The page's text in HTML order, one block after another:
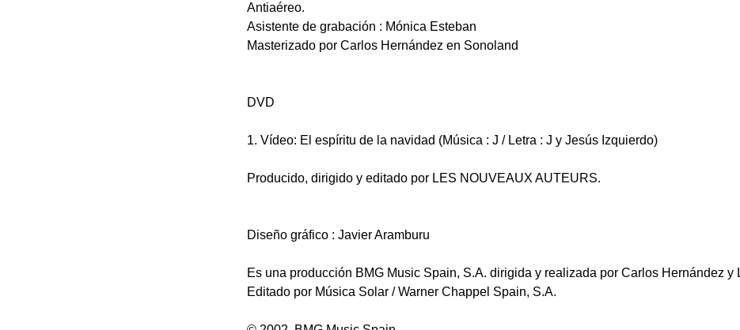
Antiaéreo.
Asistente de grabación : Mónica Esteban
Masterizado por Carlos Hernández en Sonoland
DVD
1. Vídeo: El espíritu de la navidad (Música : J / Letra : J y Jesús Izquierdo)
Producido, dirigido y editado por LES NOUVEAUX AUTEURS.
Diseño gráfico : Javier Aramburu
Es una producción BMG Music Spain, S.A. dirigida y realizada por Carlos Hernández y
Editado por Música Solar / Warner Chappel Spain, S.A.